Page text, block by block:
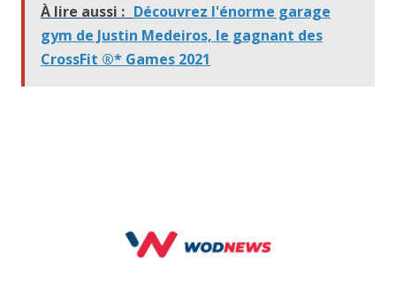
À lire aussi : Découvrez l'énorme garage
gym de Justin Medeiros, le gagnant des
CrossFit ®* Games 2021